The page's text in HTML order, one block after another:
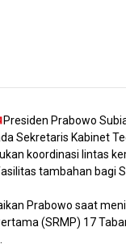
Presiden Prabowo
Sekretaris Kabinet
koordinasi lintas
tambahan bagi
Prabowo saat
(SRMP) 17